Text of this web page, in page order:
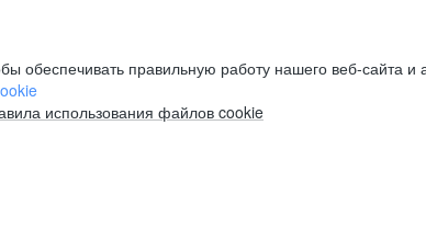
обеспечивать правильную работу нашего веб-сайта и
использования файлов cookie